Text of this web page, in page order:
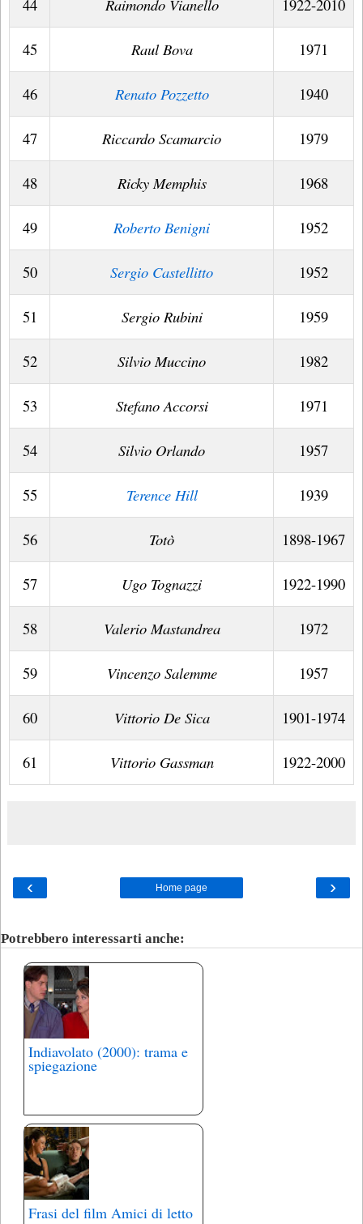
44 Raimondo Vianello 1922-2010
45 Raul Bova 1971
46 Renato Pozzetto 1940
47 Riccardo Scamarcio 1979
48 Ricky Memphis 1968
49 Roberto Benigni 1952
50 Sergio Castellitto 1952
51 Sergio Rubini 1959
52 Silvio Muccino 1982
53 Stefano Accorsi 1971
54 Silvio Orlando 1957
55 Terence Hill 1939
56 Totò 1898-1967
57 Ugo Tognazzi 1922-1990
58 Valerio Mastandrea 1972
59 Vincenzo Salemme 1957
60 Vittorio De Sica 1901-1974
61 Vittorio Gassman 1922-2000
‹ ›
Home page
Potrebbero interessarti anche:
Indiavolato (2000): trama e
spiegazione
Frasi del film Amici di letto